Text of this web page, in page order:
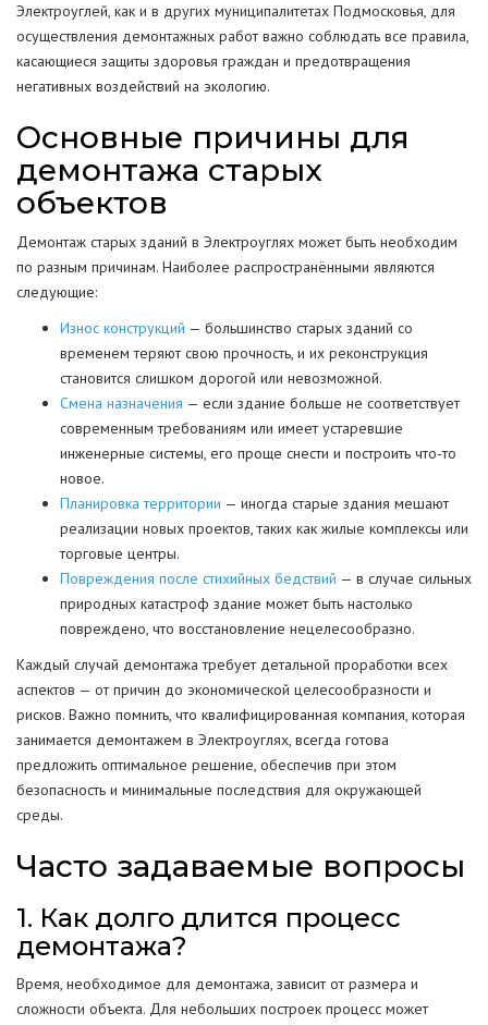
Электроуглей, как и в других муниципалитетах Подмосковья, для
осуществления демонтажных работ важно соблюдать все правила,
касающиеся защиты здоровья граждан и предотвращения
негативных воздействий на экологию.
Основные причины для
демонтажа старых
объектов
Демонтаж старых зданий в Электроуглях может быть необходим
по разным причинам. Наиболее распространёнными являются
следующие:
Износ конструкций — большинство старых зданий со
временем теряют свою прочность, и их реконструкция
становится слишком дорогой или невозможной.
Смена назначения — если здание больше не соответствует
современным требованиям или имеет устаревшие
инженерные системы, его проще снести и построить что-то
новое.
Планировка территории — иногда старые здания мешают
реализации новых проектов, таких как жилые комплексы или
торговые центры.
Повреждения после стихийных бедствий — в случае сильных
природных катастроф здание может быть настолько
повреждено, что восстановление нецелесообразно.
Каждый случай демонтажа требует детальной проработки всех
аспектов — от причин до экономической целесообразности и
рисков. Важно помнить, что квалифицированная компания, которая
занимается демонтажем в Электроуглях, всегда готова
предложить оптимальное решение, обеспечив при этом
безопасность и минимальные последствия для окружающей
среды.
Часто задаваемые вопросы
1. Как долго длится процесс
демонтажа?
Время, необходимое для демонтажа, зависит от размера и
сложности объекта. Для небольших построек процесс может